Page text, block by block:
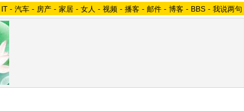
IT - 汽车 - 房产 - 家居 - 女人 - 视频 - 播客 - 邮件 - 博客 - BBS - 我说两句